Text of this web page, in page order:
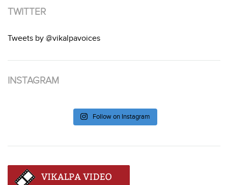
TWITTER
Tweets by @vikalpavoices
INSTAGRAM
Follow on Instagram